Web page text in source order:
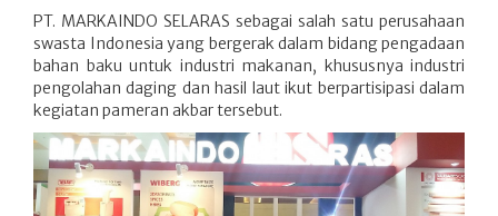
PT. MARKAINDO SELARAS sebagai salah satu perusahaan
swasta Indonesia yang bergerak dalam bidang pengadaan
bahan baku untuk industri makanan, khususnya industri
pengolahan daging dan hasil laut ikut berpartisipasi dalam
kegiatan pameran akbar tersebut.